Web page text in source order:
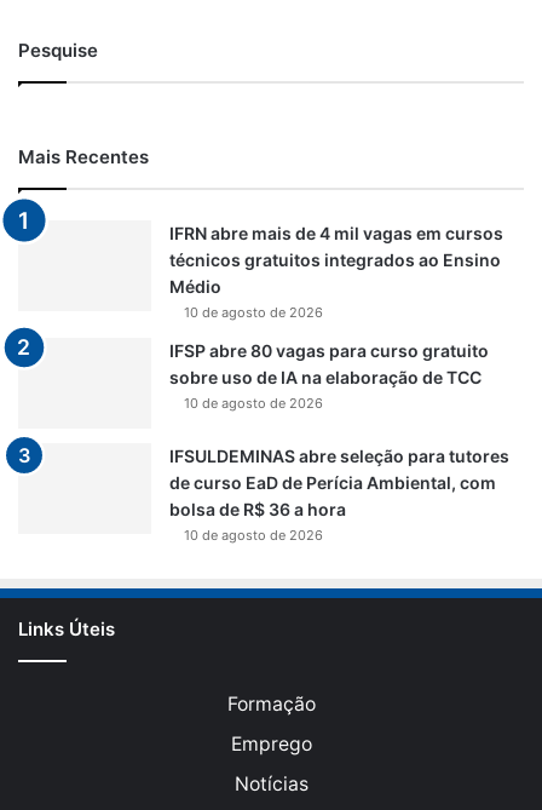
Pesquise
Mais Recentes
IFRN abre mais de 4 mil vagas em cursos
técnicos gratuitos integrados ao Ensino
Médio
10 de agosto de 2026
IFSP abre 80 vagas para curso gratuito
sobre uso de IA na elaboração de TCC
10 de agosto de 2026
IFSULDEMINAS abre seleção para tutores
de curso EaD de Perícia Ambiental, com
bolsa de R$ 36 a hora
10 de agosto de 2026
Links Úteis
Formação
Emprego
Notícias